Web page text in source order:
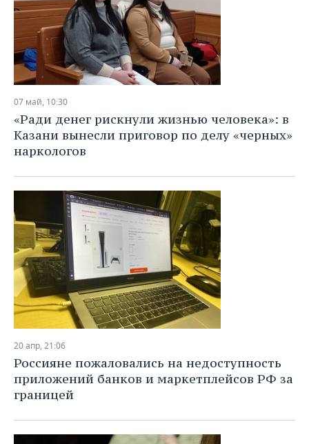
07 май, 10:30
«Ради денег рискнули жизнью человека»: в
Казани вынесли приговор по делу «черных»
наркологов
20 апр, 21:06
Россияне пожаловались на недоступность
приложений банков и маркетплейсов РФ за
границей